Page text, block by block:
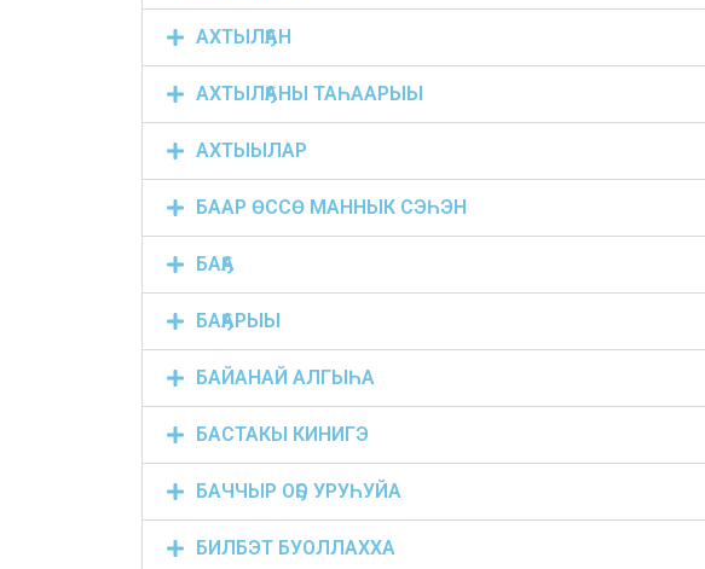
АХТЫЛҔАН
АХТЫЛҔАНЫ ТАҺААРЫЫ
АХТЫЫЛАР
БААР ӨССӨ МАННЫК СЭҺЭН
БАҔА
БАҔАРЫЫ
БАЙАНАЙ АЛГЫҺА
БАСТАКЫ КИНИГЭ
БАЧЧЫР ОҔО УРУҺУЙА
БИЛБЭТ БУОЛЛАХХА